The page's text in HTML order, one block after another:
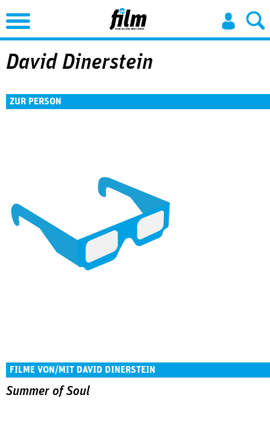
Jump to Navigation
David Dinerstein
ZUR PERSON
FILME VON/MIT DAVID DINERSTEIN
Summer of Soul